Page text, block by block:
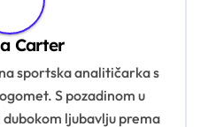
Carter
sportska analitičarka s
S pozadinom u
ljubavlju prema